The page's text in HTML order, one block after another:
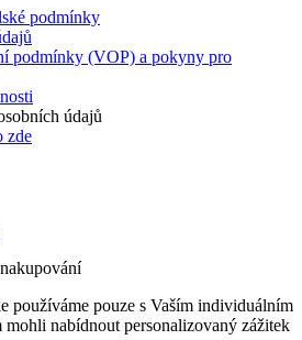
podmínky
podmínky (VOP) a pokyny pro
údajů
zde
používáme pouze s Vaším individuálním
mohli nabídnout personalizovaný zážitek